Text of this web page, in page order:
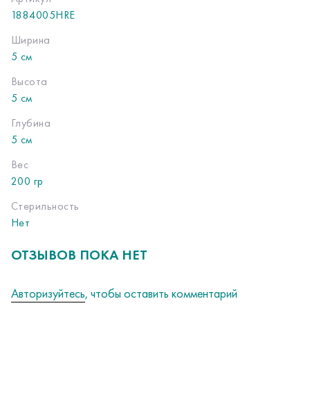
1884005HRE
Ширина
5 см
Высота
5 см
Глубина
5 см
Вес
200 гр
Стерильность
Нет
ОТЗЫВОВ ПОКА НЕТ
Авторизуйтесь, чтобы оставить комментарий